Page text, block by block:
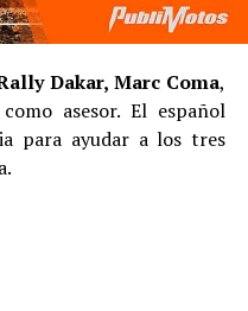
Dakar, Marc Coma,
asesor. El español
para ayudar a los tres